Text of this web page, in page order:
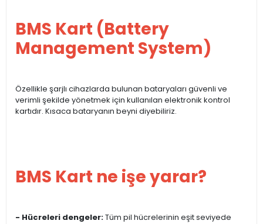
BMS Kart (Battery
Management System)
Özellikle şarjlı cihazlarda bulunan bataryaları güvenli ve
verimli şekilde yönetmek için kullanılan elektronik kontrol
kartıdır. Kısaca bataryanın beyni diyebiliriz.
BMS Kart ne işe yarar?
- Hücreleri dengeler:Tüm pil hücrelerinin eşit seviyede